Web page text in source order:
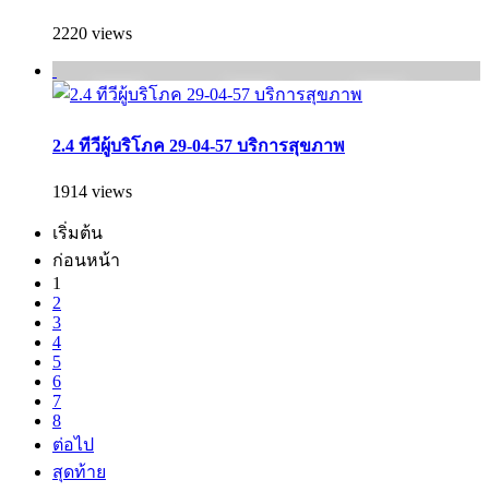
2220 views
2.4 ทีวีผู้บริโภค 29-04-57 บริการสุขภาพ
1914 views
เริ่มต้น
ก่อนหน้า
1
2
3
4
5
6
7
8
ต่อไป
สุดท้าย